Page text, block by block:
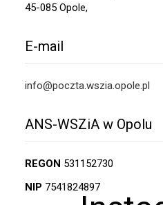
45-085 Opole,
E-mail
info@poczta.wszia.opole.pl
ANS-WSZiA w Opolu
REGON 531152730
NIP 7541824897